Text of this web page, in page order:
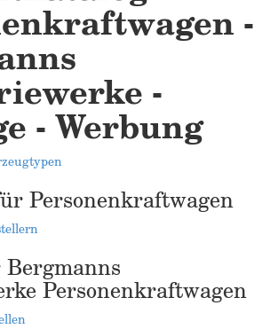
-
-
- Werbung
Personenkraftwagen
Personenkraftwagen